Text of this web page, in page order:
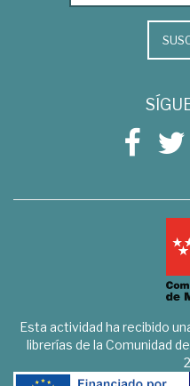
Esta actividad ha recibido
librerías de la Comunidad